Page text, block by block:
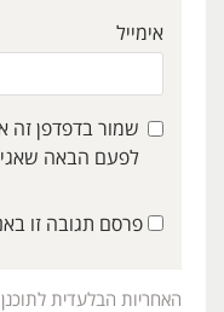
אימייל
שמור בדפדפן זה
לפעם הבאה
פרסם תגובה זו
האחריות הבלעדית